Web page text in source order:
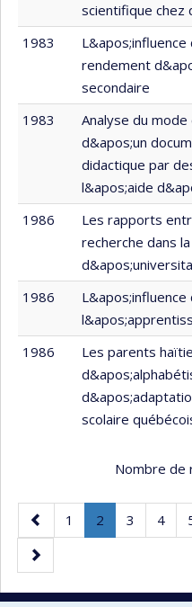
scientifique chez
1983
rendement
secondaire
1983
Analyse du
d&apos;un
didactique par
l&apos;aide
1986
Les rapports
recherche dans
1986
1986
Les parents
scolaire
Nombre de
Page
précédente
Page
1 Page
2
Page
Page
3 Page
4
Page
suivante